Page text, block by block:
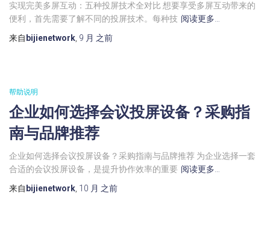
实现完美多屏互动：五种投屏技术全对比 想要享受多屏互动带来的
便利，首先需要了解不同的投屏技术。每种技 阅读更多…
来自 bijienetwork 9 月 之前
帮助说明
企业如何选择会议投屏设备？采购指
南与品牌推荐
企业如何选择会议投屏设备？采购指南与品牌推荐 为企业选择一套
合适的会议投屏设备，是提升协作效率的重要 阅读更多…
来自 bijienetwork 10 月 之前